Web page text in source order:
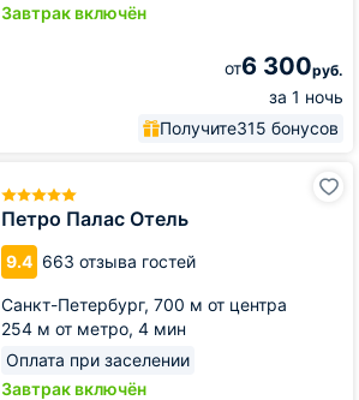
Завтрак включён
от6 300руб.
за 1 ночь
Получите315 бонусов
Петро Палас Отель
9.4 663 отзыва гостей
Санкт-Петербург, 700 м от центра
254 м от метро, 4 мин
Оплата при заселении
Завтрак включён